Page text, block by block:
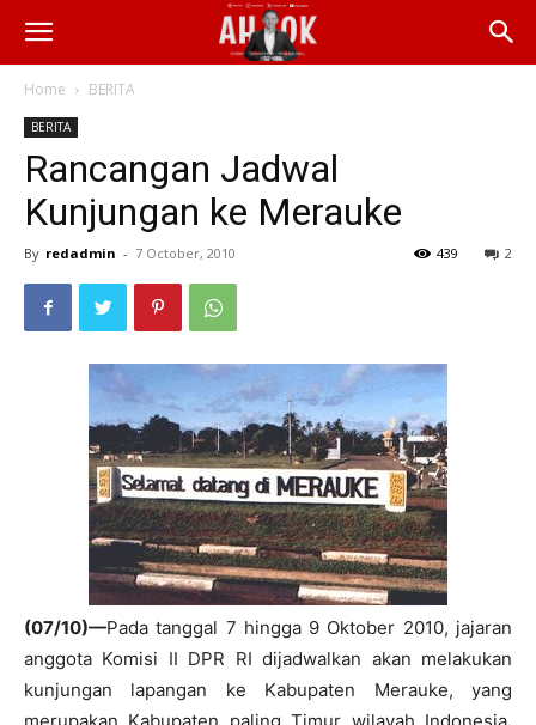
Home BERITA
BERITA
Rancangan Jadwal
Kunjungan ke Merauke
By redadmin - 7 October, 2010 2
439
(07/10)—Pada tanggal 7 hingga 9 Oktober 2010, jajaran
anggota Komisi II DPR RI dijadwalkan akan melakukan
kunjungan lapangan ke Kabupaten Merauke, yang